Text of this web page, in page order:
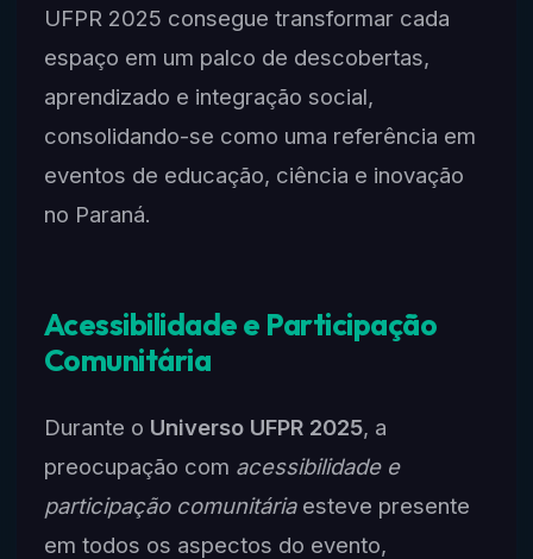
UFPR 2025 consegue transformar cada
espaço em um palco de descobertas,
aprendizado e integração social,
consolidando-se como uma referência em
eventos de educação, ciência e inovação
no Paraná.
Acessibilidade e Participação
Comunitária
Durante o Universo UFPR 2025, a
preocupação com acessibilidade e
participação comunitáriaesteve presente
em todos os aspectos do evento,